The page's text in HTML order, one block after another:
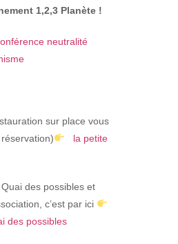
1,2,3 Planète !
neutralité
sur place vous
la petite
des possibles et
c’est par ici
des possibles